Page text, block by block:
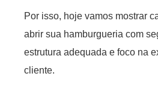
Por isso, hoje vamos mostrar
abrir sua hamburgueria com
estrutura adequada e foco na
cliente.